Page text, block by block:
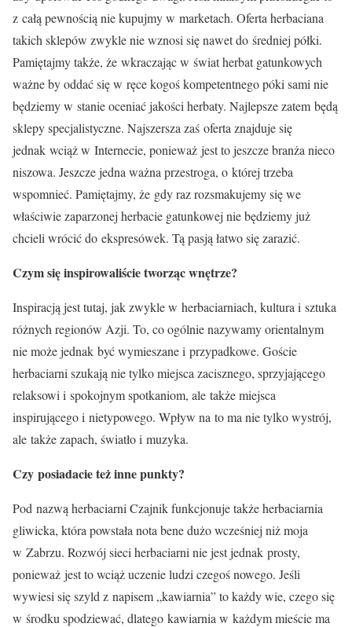
z całą pewnością nie kupujmy w marketach. Oferta herbaciana
takich sklepów zwykle nie wznosi się nawet do średniej półki.
Pamiętajmy także, że wkraczając w świat herbat gatunkowych
ważne by oddać się w ręce kogoś kompetentnego póki sami nie
będziemy w stanie oceniać jakości herbaty. Najlepsze zatem będą
sklepy specjalistyczne. Najszersza zaś oferta znajduje się
jednak wciąż w Internecie, ponieważ jest to jeszcze branża nieco
niszowa. Jeszcze jedna ważna przestroga, o której trzeba
wspomnieć. Pamiętajmy, że gdy raz rozsmakujemy się we
właściwie zaparzonej herbacie gatunkowej nie będziemy już
chcieli wrócić do ekspresówek. Tą pasją łatwo się zarazić.
Czym się inspirowaliście tworząc wnętrze?
Inspiracją jest tutaj, jak zwykle w herbaciarniach, kultura i sztuka
różnych regionów Azji. To, co ogólnie nazywamy orientalnym
nie może jednak być wymieszane i przypadkowe. Goście
herbaciarni szukają nie tylko miejsca zacisznego, sprzyjającego
relaksowi i spokojnym spotkaniom, ale także miejsca
inspirującego i nietypowego. Wpływ na to ma nie tylko wystrój,
ale także zapach, światło i muzyka.
Czy posiadacie też inne punkty?
Pod nazwą herbaciarni Czajnik funkcjonuje także herbaciarnia
gliwicka, która powstała nota bene dużo wcześniej niż moja
w Zabrzu. Rozwój sieci herbaciarni nie jest jednak prosty,
ponieważ jest to wciąż uczenie ludzi czegoś nowego. Jeśli
wywiesi się szyld z napisem „kawiarnia” to każdy wie, czego się
w środku spodziewać, dlatego kawiarnia w każdym mieście ma